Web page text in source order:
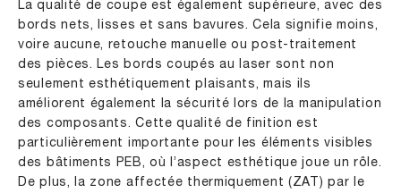
La qualité de coupe est également supérieure, avec des
bords nets, lisses et sans bavures. Cela signifie moins,
voire aucune, retouche manuelle ou post-traitement
des pièces. Les bords coupés au laser sont non
seulement esthétiquement plaisants, mais ils
améliorent également la sécurité lors de la manipulation
des composants. Cette qualité de finition est
particulièrement importante pour les éléments visibles
des bâtiments PEB, où l’aspect esthétique joue un rôle.
De plus, la zone affectée thermiquement (ZAT) par le